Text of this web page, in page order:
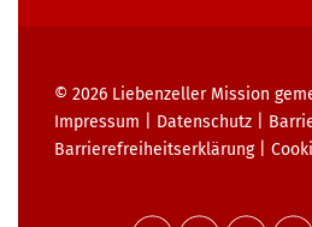
© 2026 Liebenzeller Mission
Impressum
Datenschutz
Barrierefreiheits­erklärung|